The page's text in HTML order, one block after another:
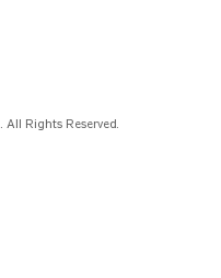
. All Rights Reserved.